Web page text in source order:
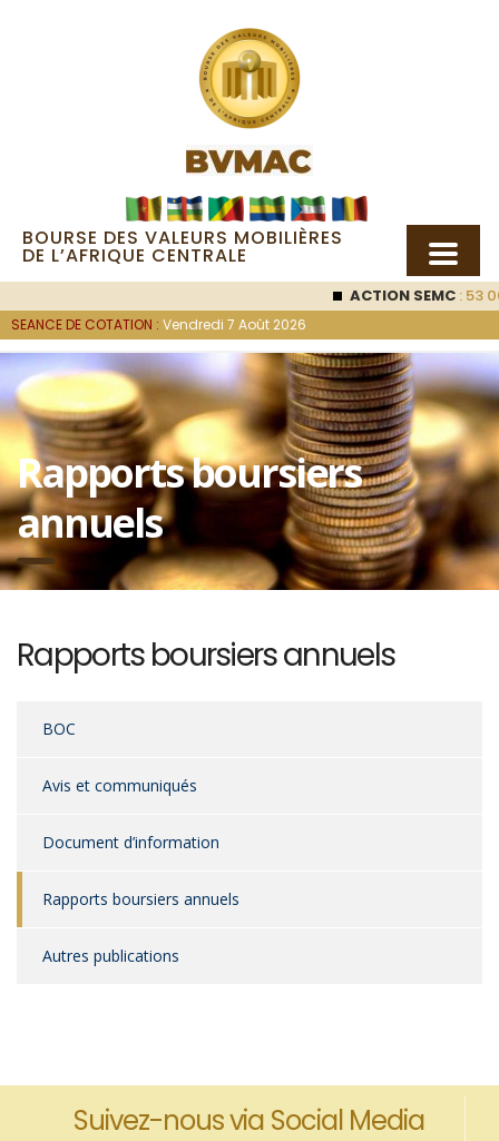
BOURSE DES VALEURS MOBILIÈRES
DE L’AFRIQUE CENTRALE
ACTION SEMC: 53
SEANCE DE COTATION : Vendredi 7 Août 2026
Rapports boursiers
annuels
Rapports boursiers annuels
BOC
Avis et communiqués
Document d’information
Rapports boursiers annuels
Autres publications
Suivez-nous via Social Media